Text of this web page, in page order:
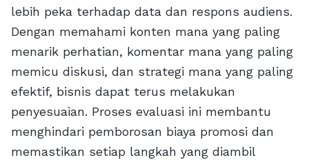
lebih peka terhadap data dan respons audiens.
Dengan memahami konten mana yang paling
menarik perhatian, komentar mana yang paling
memicu diskusi, dan strategi mana yang paling
efektif, bisnis dapat terus melakukan
penyesuaian. Proses evaluasi ini membantu
menghindari pemborosan biaya promosi dan
memastikan setiap langkah yang diambil